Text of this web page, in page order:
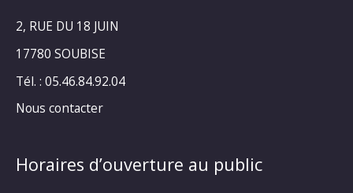
2, RUE DU 18 JUIN
17780 SOUBISE
Tél. : 05.46.84.92.04
Nous contacter
Horaires d’ouverture au public